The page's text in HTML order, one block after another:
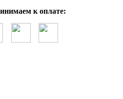
к оплате: